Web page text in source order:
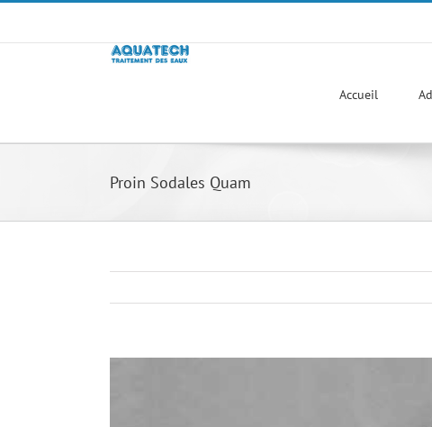
Passer
contenu
Accueil
Proin Sodales Quam